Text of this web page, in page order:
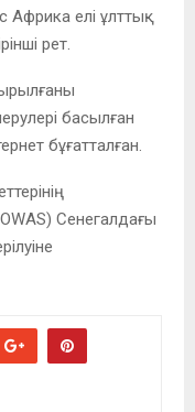
Африка елі ұлттық
рет.
басылған
бұғатталған.
Сенегалдағы